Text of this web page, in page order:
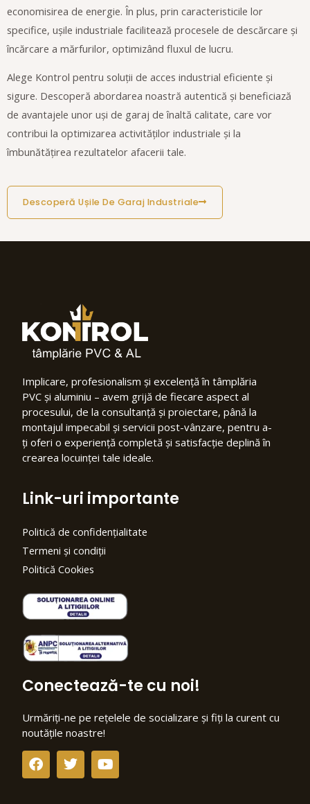
economisirea de energie. În plus, prin caracteristicile lor
specifice, ușile industriale facilitează procesele de descărcare și
încărcare a mărfurilor, optimizând fluxul de lucru.
Alege Kontrol pentru soluții de acces industrial eficiente și
sigure. Descoperă abordarea noastră autentică și beneficiază
de avantajele unor uși de garaj de înaltă calitate, care vor
contribui la optimizarea activităților industriale și la
îmbunătățirea rezultatelor afacerii tale.
Descoperă Ușile De Garaj Industriale
Implicare, profesionalism și excelență în tâmplăria
PVC și aluminiu – avem grijă de fiecare aspect al
procesului, de la consultanță și proiectare, până la
montajul impecabil și servicii post-vânzare, pentru a-
ți oferi o experiență completă și satisfacție deplină în
crearea locuinței tale ideale.
Link-uri importante
Politică de confidențialitate
Termeni și condiții
Politică Cookies
Conectează-te cu noi!
Urmăriți-ne pe rețelele de socializare și fiți la curent cu
noutățile noastre!
F
a
c
T
w
i
Y
o
u